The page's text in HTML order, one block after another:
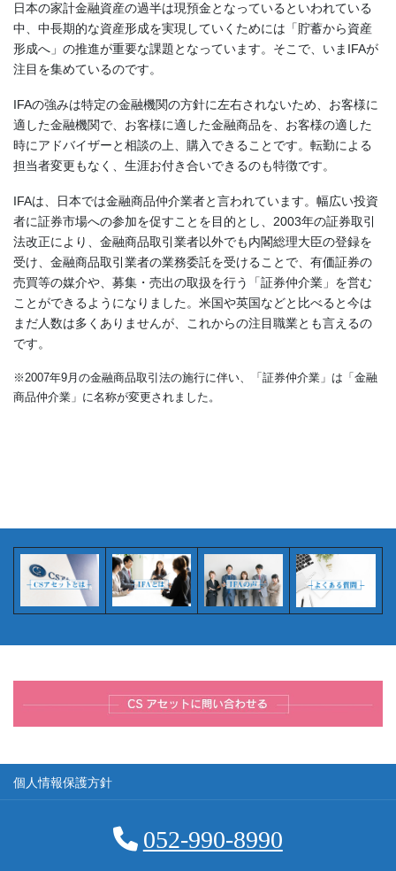
日本の家計金融資産の過半は現預金となっているといわれている
中、中長期的な資産形成を実現していくためには「貯蓄から資産
形成へ」の推進が重要な課題となっています。そこで、いまIFAが
注目を集めているのです。
IFAの強みは特定の金融機関の方針に左右されないため、お客様に
適した金融機関で、お客様に適した金融商品を、お客様の適した
時にアドバイザーと相談の上、購入できることです。転勤による
担当者変更もなく、生涯お付き合いできるのも特徴です。
IFAは、日本では金融商品仲介業者と言われています。幅広い投資
者に証券市場への参加を促すことを目的とし、2003年の証券取引
法改正により、金融商品取引業者以外でも内閣総理大臣の登録を
受け、金融商品取引業者の業務委託を受けることで、有価証券の
売買等の媒介や、募集・売出の取扱を行う「証券仲介業」を営む
ことができるようになりました。米国や英国などと比べると今は
まだ人数は多くありませんが、これからの注目職業とも言えるの
です。
※2007年9月の金融商品取引法の施行に伴い、「証券仲介業」は「金融
商品仲介業」に名称が変更されました。
個人情報保護方針
052-990-8990